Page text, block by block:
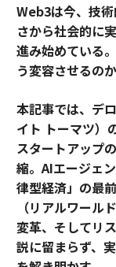
Web3は今、技
さから社会的に
進み始めている
う変容させるのか
本記事では、デ
イト トーマツ）
スタートアップ
縮。AIエージェ
律型経済」の最
（リアルワール
変革、そしてリ
説に留まらず、